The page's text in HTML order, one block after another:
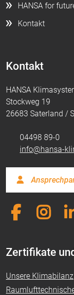
HANSA for
Kontakt
Kontakt
HANSA
Stockweg 19
26683 Saterland /
04498 89-0
info@hansa-
Zertifikate
Unsere Klimabilanz